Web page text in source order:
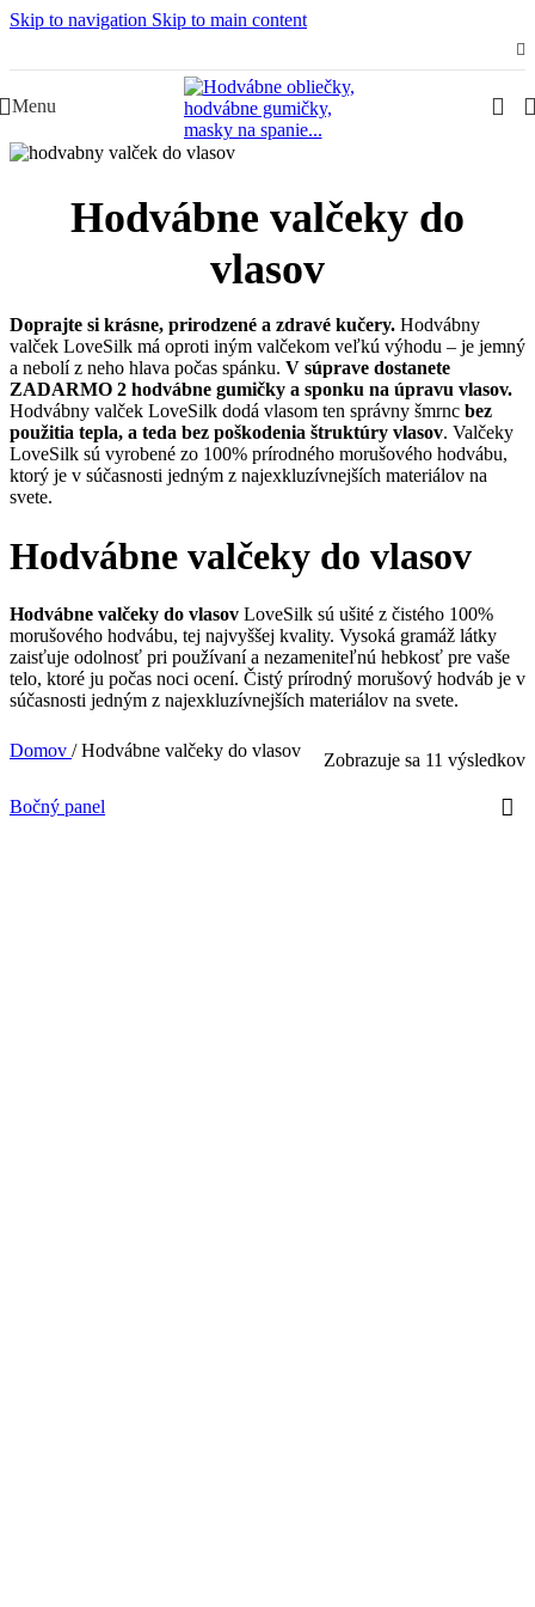
Skip to navigation Skip to main content
Menu
Hodvábne valčeky do
vlasov
Doprajte si krásne, prirodzené a zdravé kučery. Hodvábny
valček LoveSilk má oproti iným valčekom veľkú výhodu – je jemný
a nebolí z neho hlava počas spánku. V súprave dostanete
ZADARMO 2 hodvábne gumičky a sponku na úpravu vlasov.
Hodvábny valček LoveSilk dodá vlasom ten správny šmrnc bez
použitia tepla, a teda bez poškodenia štruktúry vlasov. Valčeky
LoveSilk sú vyrobené zo 100% prírodného morušového hodvábu,
ktorý je v súčasnosti jedným z najexkluzívnejších materiálov na
svete.
Hodvábne valčeky do vlasov
Hodvábne valčeky do vlasov LoveSilk sú ušité z čistého 100%
morušového hodvábu, tej najvyššej kvality. Vysoká gramáž látky
zaisťuje odolnosť pri používaní a nezameniteľnú hebkosť pre vaše
telo, ktoré ju počas noci ocení. Čistý prírodný morušový hodváb je v
súčasnosti jedným z najexkluzívnejších materiálov na svete.
Domov / Hodvábne valčeky do vlasov Zobrazuje sa 11 výsledkov
Bočný panel